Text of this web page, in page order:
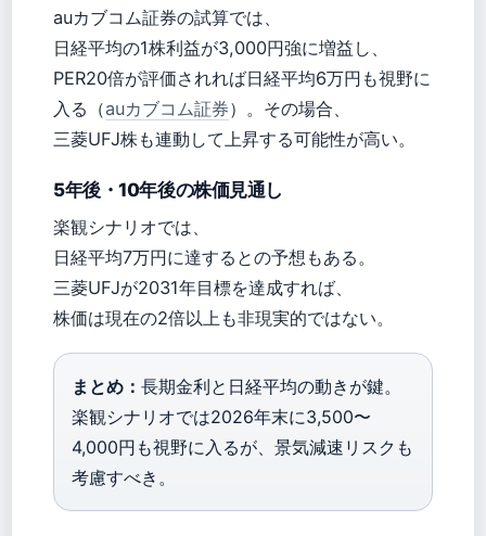
auカブコム証券の試算では、
日経平均の1株利益が3,000円強に増益し、
PER20倍が評価されれば日経平均6万円も視野に
入る（auカブコム証券）。その場合、
三菱UFJ株も連動して上昇する可能性が高い。
5年後・10年後の株価見通し
楽観シナリオでは、
日経平均7万円に達するとの予想もある。
三菱UFJが2031年目標を達成すれば、
株価は現在の2倍以上も非現実的ではない。
まとめ： 長期金利と日経平均の動きが鍵。
楽観シナリオでは2026年末に3,500〜
4,000円も視野に入るが、景気減速リスクも
考慮すべき。